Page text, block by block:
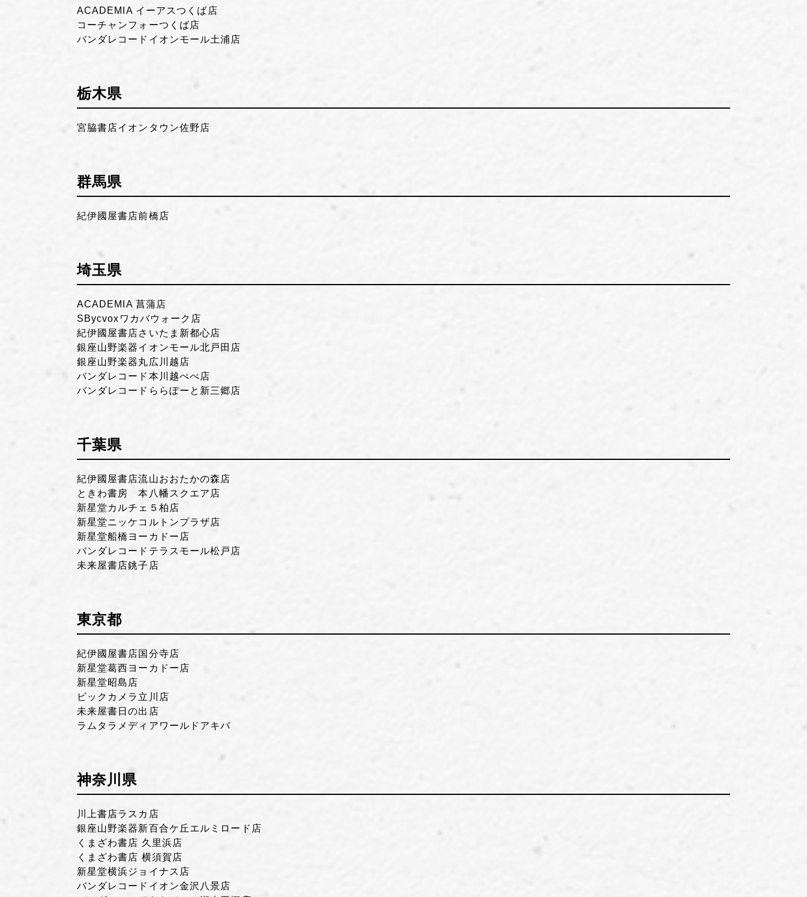
ACADEMIA イーアスつくば店
コーチャンフォーつくば店
バンダレコードイオンモール土浦店
栃木県
宮脇書店イオンタウン佐野店
群馬県
紀伊國屋書店前橋店
埼玉県
ACADEMIA 菖蒲店
SBycvoxワカバウォーク店
紀伊國屋書店さいたま新都心店
銀座山野楽器イオンモール北戸田店
銀座山野楽器丸広川越店
バンダレコード本川越ぺぺ店
バンダレコードららぽーと新三郷店
千葉県
紀伊國屋書店流山おおたかの森店
ときわ書房 本八幡スクエア店
新星堂カルチェ５柏店
新星堂ニッケコルトンプラザ店
新星堂船橋ヨーカドー店
バンダレコードテラスモール松戸店
未来屋書店銚子店
東京都
紀伊國屋書店国分寺店
新星堂葛西ヨーカドー店
新星堂昭島店
ビックカメラ立川店
未来屋書日の出店
ラムタラメディアワールドアキバ
神奈川県
川上書店ラスカ店
銀座山野楽器新百合ケ丘エルミロード店
くまざわ書店 久里浜店
くまざわ書店 横須賀店
新星堂横浜ジョイナス店
バンダレコードイオン金沢八景店